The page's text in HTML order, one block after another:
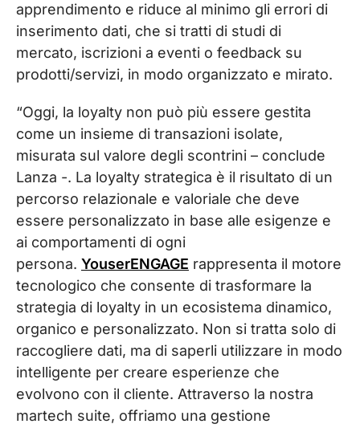
apprendimento e riduce al minimo gli errori di
inserimento dati, che si tratti di studi di
mercato, iscrizioni a eventi o feedback su
prodotti/servizi, in modo organizzato e mirato.
“Oggi, la loyalty non può più essere gestita
come un insieme di transazioni isolate,
misurata sul valore degli scontrini – conclude
Lanza -. La loyalty strategica è il risultato di un
percorso relazionale e valoriale che deve
essere personalizzato in base alle esigenze e
ai comportamenti di ogni
persona. YouserENGAGE rappresenta il motore
tecnologico che consente di trasformare la
strategia di loyalty in un ecosistema dinamico,
organico e personalizzato. Non si tratta solo di
raccogliere dati, ma di saperli utilizzare in modo
intelligente per creare esperienze che
evolvono con il cliente. Attraverso la nostra
martech suite, offriamo una gestione